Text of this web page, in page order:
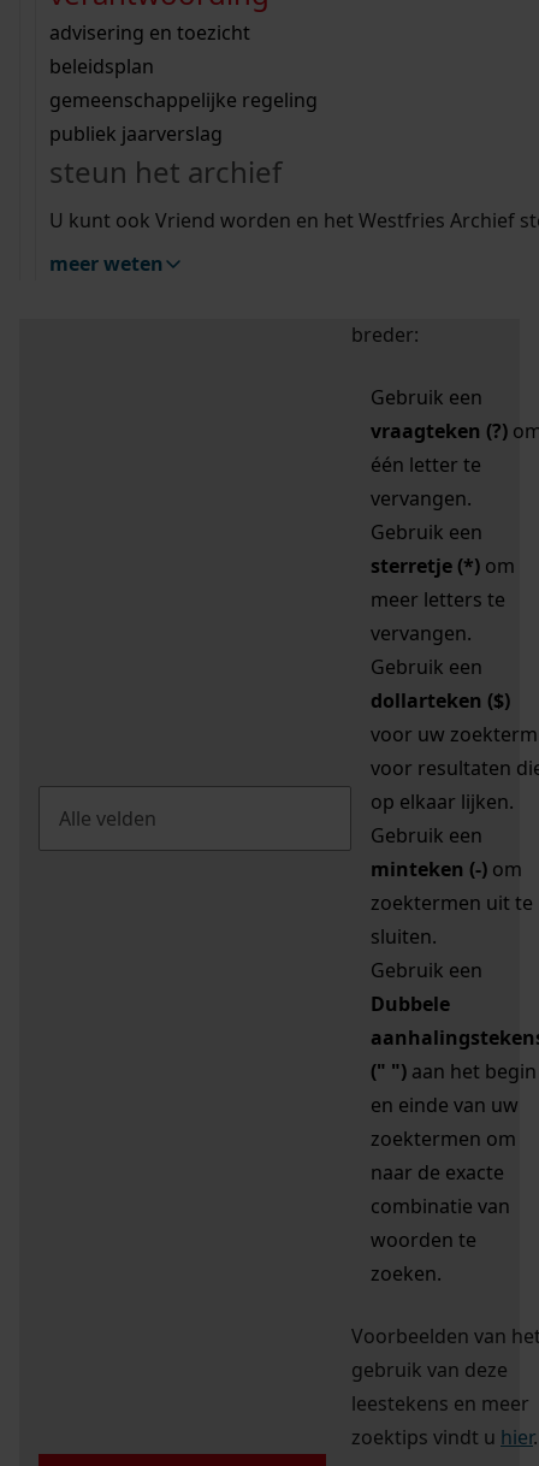
bouwvergunningen
omgevingsvergunningen
vergunningen
beeld en geluid
uitleg nodig?
Wij helpen u op weg met een aantal zoektips.
bekijk alle zoektips
Wij helpen u op weg met een aantal zoektips.
bekijk alle zoektips
bekijk ons geschiedenislokaal
advisering en toezicht
beleidsplan
gemeenschappelijke regeling
publiek jaarverslag
steun het archief
U kunt ook Vriend worden en het Westfries Archief
meer weten
zoektips
Mijn Studiezaal (inloggen)
uw zoekopdracht te
breder:
Gebruik een
vraagteken (?)
één letter te
vervangen.
Gebruik een
sterretje (*) om
meer letters te
vervangen.
Gebruik een
dollarteken ($)
voor uw zoekterm
voor resultaten
op elkaar lijken.
Gebruik een
minteken (-) om
zoektermen uit te
sluiten.
Gebruik een
Dubbele
(" ") aan het begin
en einde van uw
zoektermen om
naar de exacte
combinatie van
woorden te
zoeken.
Voorbeelden van
gebruik van deze
leestekens en meer
zoektips vindt u hier.